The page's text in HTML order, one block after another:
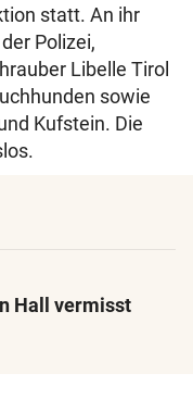
statt. An ihr
Polizei,
Libelle Tirol
sowie
Kufstein. Die
Hall vermisst